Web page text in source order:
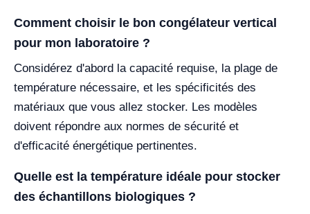
Comment choisir le bon congélateur vertical
pour mon laboratoire ?
Considérez d'abord la capacité requise, la plage de
température nécessaire, et les spécificités des
matériaux que vous allez stocker. Les modèles
doivent répondre aux normes de sécurité et
d'efficacité énergétique pertinentes.
Quelle est la température idéale pour stocker
des échantillons biologiques ?